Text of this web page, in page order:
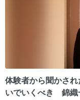
体験者から聞かさ
いでいくべき 錦織